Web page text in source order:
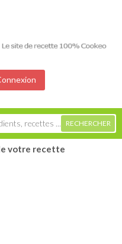
votre recette